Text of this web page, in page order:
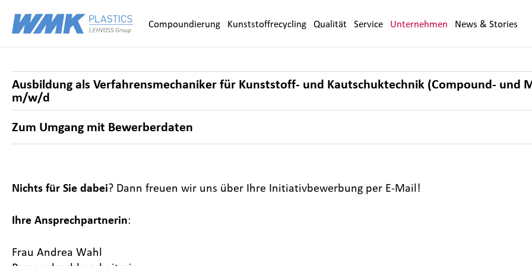
Compoundierung Kunststoffrecycling Qualität Service Unternehmen News & Stories
Ausbildung als Verfahrensmechaniker für Kunststoff- und Kautschuktechnik (Compound- und
m/w/d
Zum Umgang mit Bewerberdaten
Nichts für Sie dabei? Dann freuen wir uns über Ihre Initiativbewerbung per E-Mail!
Ihre Ansprechpartnerin:
Frau Andrea Wahl